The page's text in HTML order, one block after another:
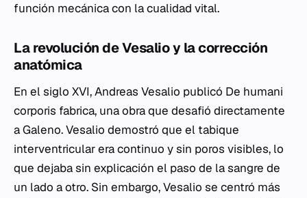
función mecánica con la cualidad vital.
La revolución de Vesalio y la corrección
anatómica
En el siglo XVI, Andreas Vesalio publicó De humani
corporis fabrica, una obra que desafió directamente
a Galeno. Vesalio demostró que el tabique
interventricular era continuo y sin poros visibles, lo
que dejaba sin explicación el paso de la sangre de
un lado a otro. Sin embargo, Vesalio se centró más